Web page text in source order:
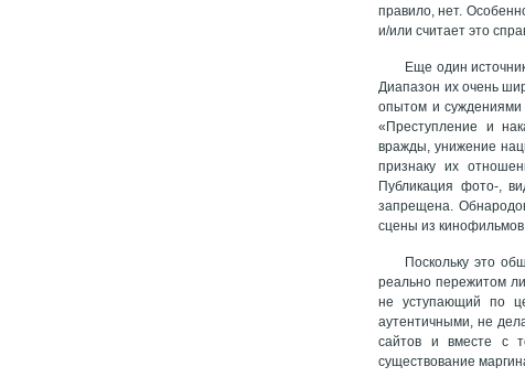
правило, нет.
и/или считает это
Еще один
Диапазон их очень
опытом и суждениями
«Преступление и
вражды, унижение
признаку их
Публикация фото-,
запрещена.
сцены из
Поскольку это
реально пережитом
не уступающий по
аутентичными, не
сайтов и вместе с
существование